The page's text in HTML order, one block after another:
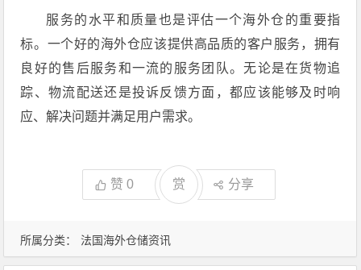
所属分类： 法国海外仓储资讯
服务的水平和质量也是评估一个海外仓的重要指
标。一个好的海外仓应该提供高品质的客户服务，拥有
良好的售后服务和一流的服务团队。无论是在货物追
踪、物流配送还是投诉反馈方面，都应该能够及时响
应、解决问题并满足用户需求。
赞0 赏 分享